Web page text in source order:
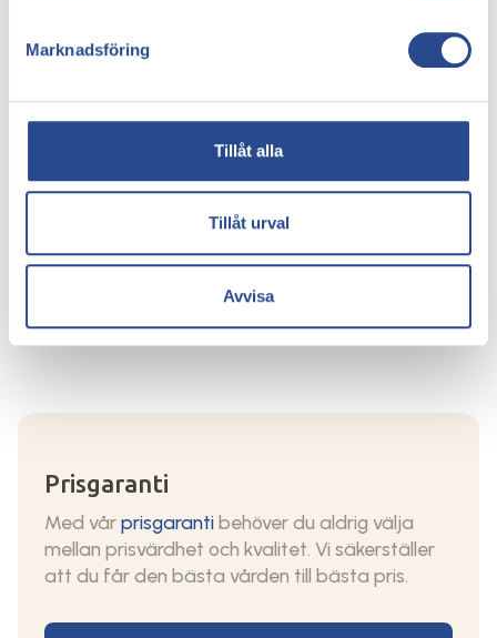
Marknadsföring
Tillåt alla
Tillåt urval
Avvisa
del är lättare än andra. Fråga personal på apoteket
om råd för vilka stödstrumpor som passar just dig
bäst.
Tips!
Om du laddar ner en stegräknare blir det lättare att
få överblick över hur mycket du faktiskt rör på dig. Är
fundera som en ögonöppnare och en motivation till
ökad rörelse.
Prisgaranti
Med vårprisgarantibehöver du aldrig välja
mellan prisvärdhet och kvalitet. Vi säkerställer
att du får den bästa vården till bästa pris.